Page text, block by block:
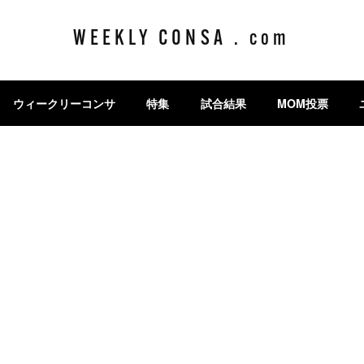
WEEKLY CONSA . com
ウィークリーコンサ 特集 試合結果 MOM投票